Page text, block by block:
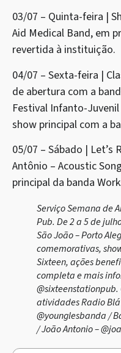
03/07 – Quinta-feira |
Aid Medical Band, em
revertida à instituição.
04/07 – Sexta-feira |
de abertura com a
Festival Infanto-Juvenil
show principal com a
05/07 – Sábado | Let’s
Antônio – Acoustic
principal da banda
Serviço Semana de
Pub. De 2 a 5 de
São João – Porto
comemorativas,
Sixteen, ações
completa e mais
@sixteenstationpub.
atividades Radio
@younglesbanda /
/ João Antonio –